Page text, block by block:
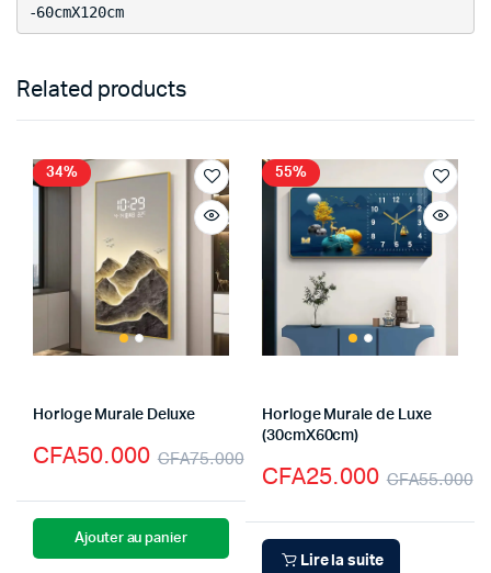
-60cmX120cm
Related products
34%
Horloge Murale Deluxe
CFA75.000
CFA50.000
Ajouter au panier
55%
Horloge Murale de Luxe
(30cmX60cm)
CFA55.000
CFA25.000
Lire la suite